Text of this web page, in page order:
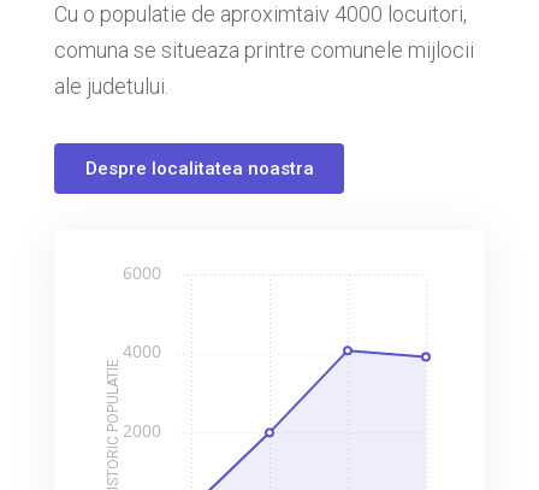
Cu o populatie de aproximtaiv 4000 locuitori,
comuna se situeaza printre comunele mijlocii
ale judetului.
Despre localitatea noastra
ISTORIC POPULATIE